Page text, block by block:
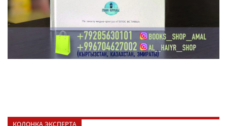
КОЛОНКА ЭКСПЕРТА